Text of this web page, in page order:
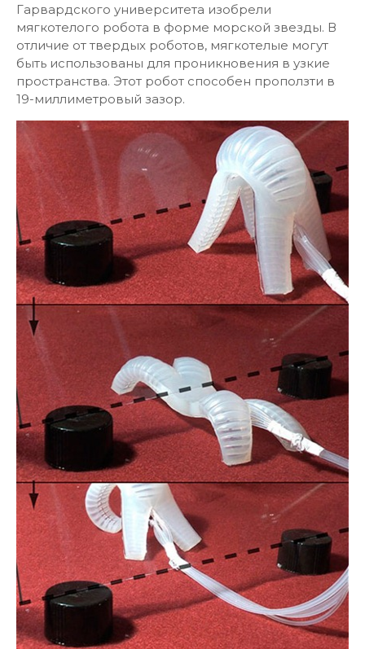
Гарвардского университета изобрели
мягкотелого робота в форме морской звезды. В
отличие от твердых роботов, мягкотелые могут
быть использованы для проникновения в узкие
пространства. Этот робот способен проползти в
19-миллиметровый зазор.